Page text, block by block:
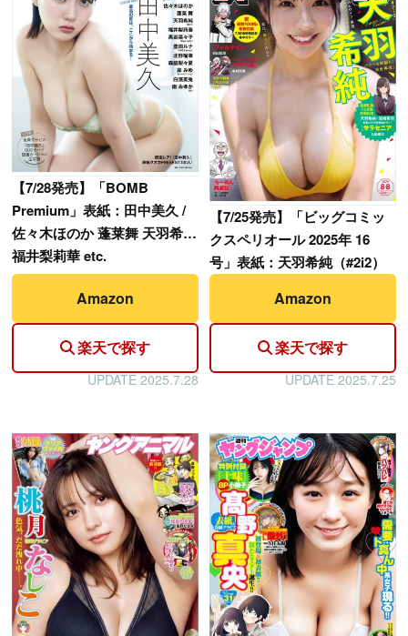
【7/28発売】「BOMB
Premium」表紙：田中美久 /
佐々木ほのか 蓬莱舞 天羽希純
福井梨莉華 etc.
Amazon
楽天で探す
UPDATE 2025.7.28
【7/25発売】「ビッグコミッ
クスペリオール 2025年 16
号」表紙：天羽希純（#2i2）
Amazon
楽天で探す
UPDATE 2025.7.25